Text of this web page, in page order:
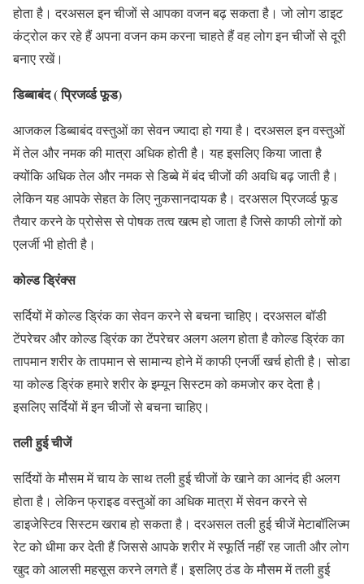
होता है। दरअसल इन चीजों से आपका वजन बढ़ सकता है। जो लोग डाइट
कंट्रोल कर रहे हैं अपना वजन कम करना चाहते हैं वह लोग इन चीजों से दूरी
बनाए रखें।
डिब्बाबंद ( प्रिजर्व्ड फूड)
आजकल डिब्बाबंद वस्तुओं का सेवन ज्यादा हो गया है। दरअसल इन वस्तुओं
में तेल और नमक की मात्रा अधिक होती है। यह इसलिए किया जाता है
क्योंकि अधिक तेल और नमक से डिब्बे में बंद चीजों की अवधि बढ़ जाती है।
लेकिन यह आपके सेहत के लिए नुकसानदायक है। दरअसल प्रिजर्व्ड फूड
तैयार करने के प्रोसेस से पोषक तत्व खत्म हो जाता है जिसे काफी लोगों को
एलर्जी भी होती है।
कोल्ड ड्रिंक्स
सर्दियों में कोल्ड ड्रिंक का सेवन करने से बचना चाहिए। दरअसल बॉडी
टेंपरेचर और कोल्ड ड्रिंक का टेंपरेचर अलग अलग होता है कोल्ड ड्रिंक का
तापमान शरीर के तापमान से सामान्य होने में काफी एनर्जी खर्च होती है। सोडा
या कोल्ड ड्रिंक हमारे शरीर के इम्यून सिस्टम को कमजोर कर देता है।
इसलिए सर्दियों में इन चीजों से बचना चाहिए।
तली हुई चीजें
सर्दियों के मौसम में चाय के साथ तली हुई चीजों के खाने का आनंद ही अलग
होता है। लेकिन फ्राइड वस्तुओं का अधिक मात्रा में सेवन करने से
डाइजेस्टिव सिस्टम खराब हो सकता है। दरअसल तली हुई चीजें मेटाबॉलिज्म
रेट को धीमा कर देती हैं जिससे आपके शरीर में स्फूर्ति नहीं रह जाती और लोग
खुद को आलसी महसूस करने लगते हैं। इसलिए ठंड के मौसम में तली हुई